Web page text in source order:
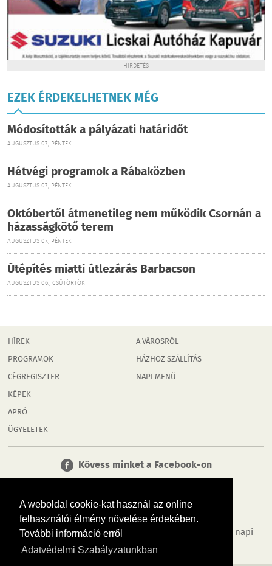
A weboldal cookie-kat használ az online
felhasználói élmény növelése érdekében.
További információ erről
Adatvédelmi Szabályzatunkban
HIRDETÉS
EZEK ÉRDEKELHETNEK MÉG
Módosították a pályázati határidőt
AUGUSZTUS 07., PÉNTEK
Hétvégi programok a Rábaközben
AUGUSZTUS 07., PÉNTEK
Októbertől átmenetileg nem működik Csornán a
házasságkötő terem
AUGUSZTUS 07., PÉNTEK
Útépítés miatti útlezárás Barbacson
AUGUSZTUS 06., CSÜTÖRTÖK
HÍREK
PROGRAMOK
CÉGREGISZTER
KÉPEK
APRÓ
ÜGYELETEK
A VÁROSRÓL
HÁZHOZ SZÁLLÍTÁS
NAPI MENÜ
Kövess minket a Facebook-on
Tudj meg többet városodról! Hírek, programok, képek, napi
menü, cégek…. és minden, ami Rábaköz